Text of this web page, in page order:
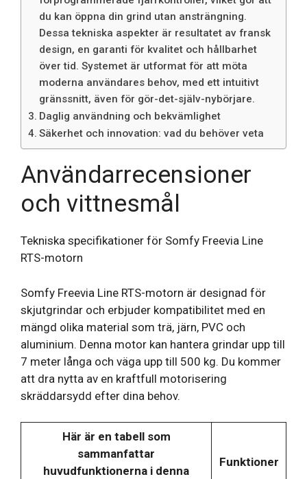
du kan öppna din grind utan ansträngning.
Dessa tekniska aspekter är resultatet av fransk
design, en garanti för kvalitet och hållbarhet
över tid. Systemet är utformat för att möta
moderna användares behov, med ett intuitivt
gränssnitt, även för gör-det-själv-nybörjare.
Daglig användning och bekvämlighet
Säkerhet och innovation: vad du behöver veta
Användarrecensioner
och vittnesmål
Tekniska specifikationer för Somfy Freevia Line
RTS-motorn
Somfy Freevia Line RTS-motorn är designad för
skjutgrindar och erbjuder kompatibilitet med en
mängd olika material som trä, järn, PVC och
aluminium. Denna motor kan hantera grindar upp till
7 meter långa och väga upp till 500 kg. Du kommer
att dra nytta av en kraftfull motorisering
skräddarsydd efter dina behov.
Här är en tabell som
sammanfattar
huvudfunktionerna i denna
Funktioner